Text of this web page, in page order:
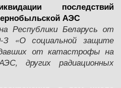
последствий
АЭС
Республики Беларусь от
З «О социальной защите
от катастрофы на
других радиационных